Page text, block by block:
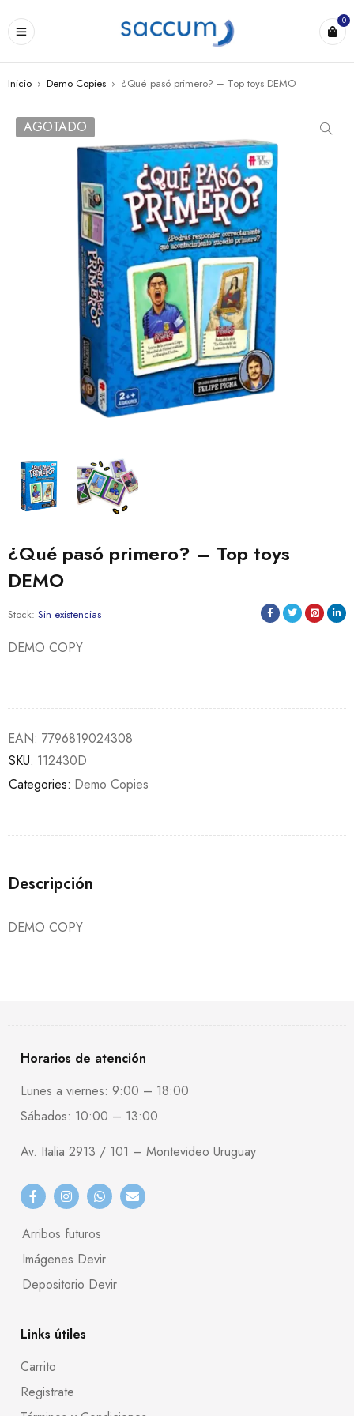
0
Inicio › Demo Copies › ¿Qué pasó primero? – Top toys DEMO
AGOTADO
¿Qué pasó primero? – Top toys
DEMO
Stock: Sin existencias
DEMO COPY
EAN: 7796819024308
SKU: 112430D
Categories: Demo Copies
Descripción
DEMO COPY
Horarios de atención
Lunes a viernes: 9:00 – 18:00
Sábados: 10:00 – 13:00
Av. Italia 2913 / 101 – Montevideo Uruguay
Arribos futuros
Imágenes Devir
Depositorio Devir
Links útiles
Carrito
Registrate